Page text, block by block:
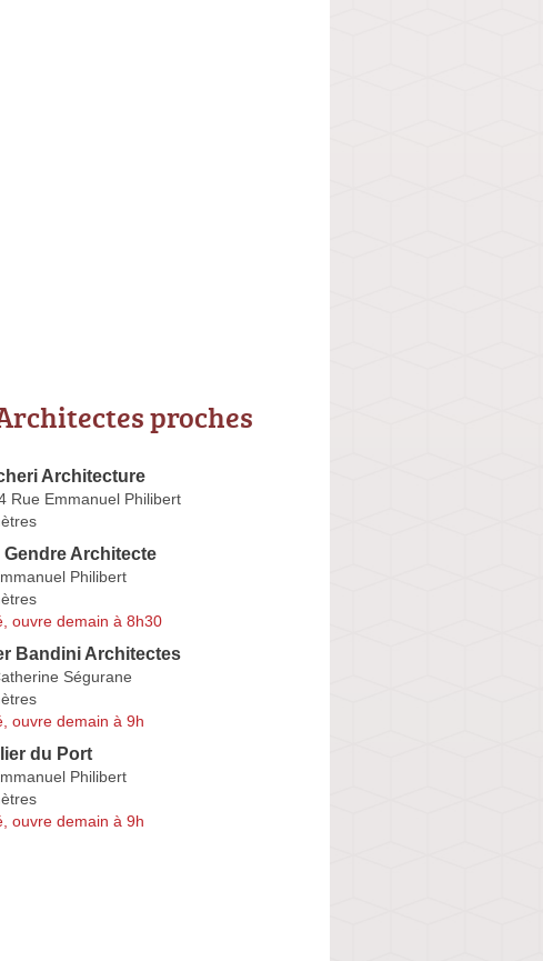
proches
Architecture
Rue Emmanuel Philibert
Gendre Architecte
Philibert
ouvre demain à 8h30
Bandini Architectes
Ségurane
ouvre demain à 9h
du Port
Philibert
ouvre demain à 9h